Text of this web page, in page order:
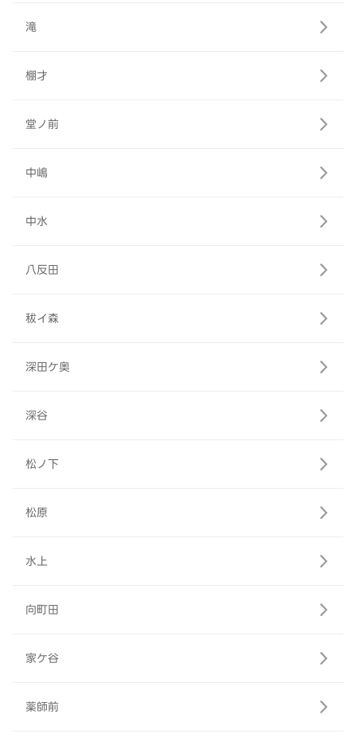
滝
棚才
堂ノ前
中嶋
中水
八反田
秡イ森
深田ケ奥
深谷
松ノ下
松原
水上
向町田
家ケ谷
薬師前